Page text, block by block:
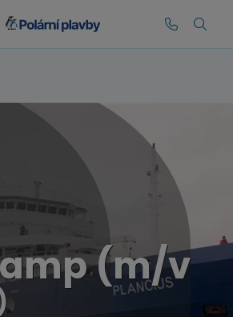
(m/v